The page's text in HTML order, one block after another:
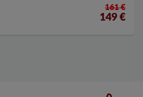
161 €
149 €